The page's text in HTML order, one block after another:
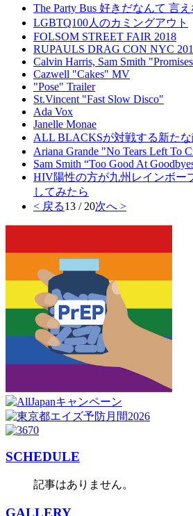
The Party Bus 好きだなんて 言
LGBTQ100人のカミングアウト
FOLSOM STREET FAIR 2018
RUPAULS DRAG CON NYC
Calvin Harris, Sam Smith
Cazwell "Cakes" MV
"Pose" Trailer
St.Vincent "Fast Slow Disco"
Ada Vox
Janelle Monae
ALL BLACKSが対戦する新たな
Ariana Grande "No Tears Left To
Sam Smith “Too Good At
HIV陽性の方が九州レインボー
してみたら
< 戻る13 / 20次へ >
SCHEDULE
記事はありません。
GALLERY